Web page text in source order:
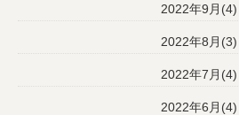
2022年9月(4)
2022年8月(3)
2022年7月(4)
2022年6月(4)